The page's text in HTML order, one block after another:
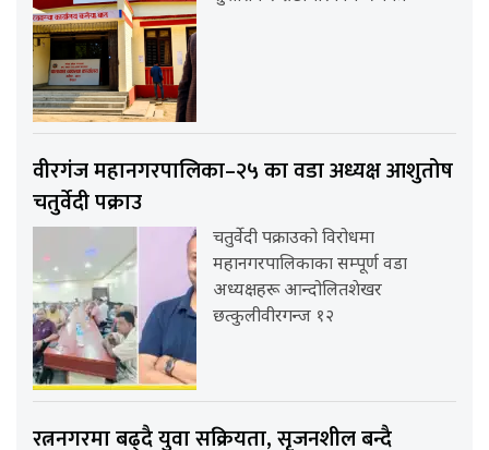
वीरगंज महानगरपालिका–२५ का वडा अध्यक्ष आशुतोष
चतुर्वेदी पक्राउ
चतुर्वेदी पक्राउको विरोधमा
महानगरपालिकाका सम्पूर्ण वडा
अध्यक्षहरू आन्दोलितशेखर
छत्कुलीवीरगन्ज १२
रत्ननगरमा बढ्दै युवा सक्रियता, सृजनशील बन्दै